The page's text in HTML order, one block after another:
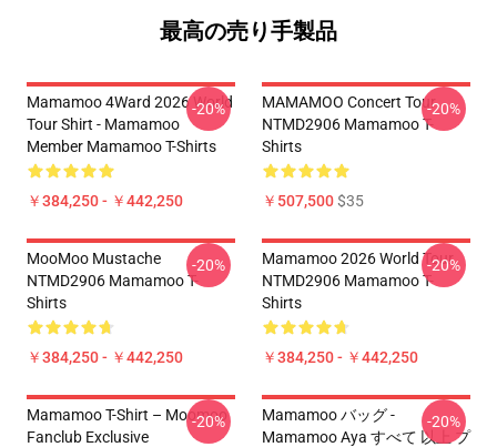
最高の売り手製品
Mamamoo 4Ward 2026 World
Tour Shirt - Mamamoo
Member Mamamoo T-Shirts
￥384,250 - ￥442,250
-20%
MAMAMOO Concert Tour
NTMD2906 Mamamoo T-
Shirts
￥507,500$35
-20%
MooMoo Mustache
NTMD2906 Mamamoo T-
Shirts
￥384,250 - ￥442,250
-20%
Mamamoo 2026 World Tour
NTMD2906 Mamamoo T-
Shirts
￥384,250 - ￥442,250
-20%
Mamamoo T-Shirt – Moomoo
Fanclub Exclusive
-20%
Mamamoo バッグ -
Mamamoo Aya すべて 以上 プ
-20%